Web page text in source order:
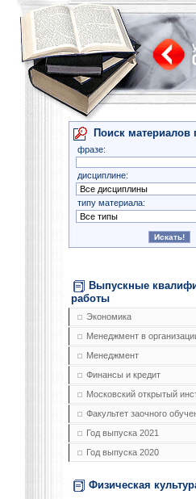
Поиск материалов
фразе:
дисциплине:
типу материала:
Выпускные
работы
Экономика
Менеджмент в
Менеджмент
Финансы и кредит
Московский открытый
Факультет заочного
Год выпуска 2021
Год выпуска 2020
Физическая